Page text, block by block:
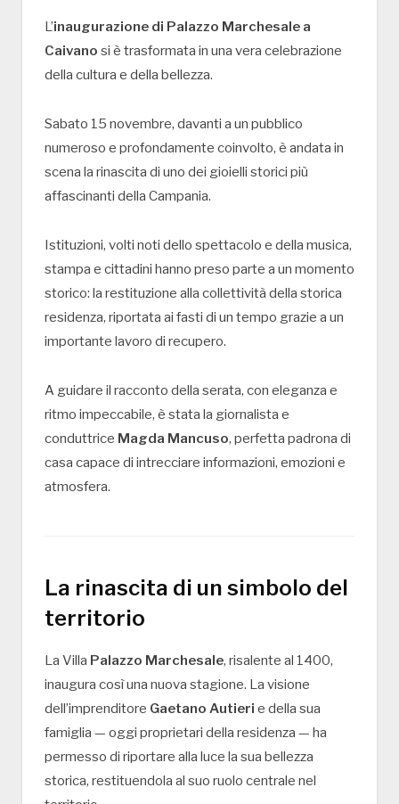
L’inaugurazione di Palazzo Marchesale a
Caivano si è trasformata in una vera celebrazione
della cultura e della bellezza.
Sabato 15 novembre, davanti a un pubblico
numeroso e profondamente coinvolto, è andata in
scena la rinascita di uno dei gioielli storici più
affascinanti della Campania.
Istituzioni, volti noti dello spettacolo e della musica,
stampa e cittadini hanno preso parte a un momento
storico: la restituzione alla collettività della storica
residenza, riportata ai fasti di un tempo grazie a un
importante lavoro di recupero.
A guidare il racconto della serata, con eleganza e
ritmo impeccabile, è stata la giornalista e
conduttrice Magda Mancuso, perfetta padrona di
casa capace di intrecciare informazioni, emozioni e
atmosfera.
La rinascita di un simbolo del
territorio
La Villa Palazzo Marchesale, risalente al 1400,
inaugura così una nuova stagione. La visione
dell’imprenditore Gaetano Autieri e della sua
famiglia — oggi proprietari della residenza — ha
permesso di riportare alla luce la sua bellezza
storica, restituendola al suo ruolo centrale nel